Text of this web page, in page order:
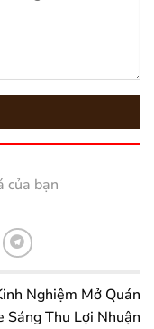
của bạn
Nghiệm Mở Quán
Sáng Thu Lợi Nhuận